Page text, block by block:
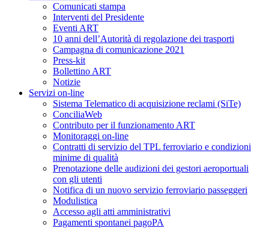
Comunicati stampa
Interventi del Presidente
Eventi ART
10 anni dell’Autorità di regolazione dei trasporti
Campagna di comunicazione 2021
Press-kit
Bollettino ART
Notizie
Servizi on-line
Sistema Telematico di acquisizione reclami (SiTe)
ConciliaWeb
Contributo per il funzionamento ART
Monitoraggi on-line
Contratti di servizio del TPL ferroviario e condizioni
minime di qualità
Prenotazione delle audizioni dei gestori aeroportuali
con gli utenti
Notifica di un nuovo servizio ferroviario passeggeri
Modulistica
Accesso agli atti amministrativi
Pagamenti spontanei pagoPA